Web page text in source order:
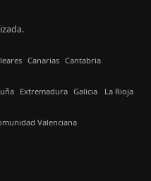
Canarias Cantabria
Extremadura Galicia La Rioja
Valenciana